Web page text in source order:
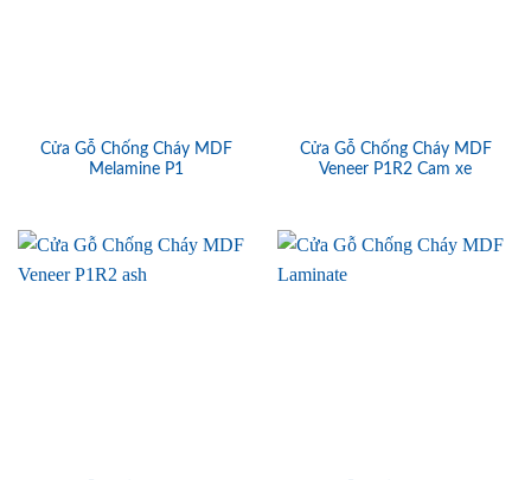
Cửa Gỗ Chống Cháy MDF
Melamine P1
Cửa Gỗ Chống Cháy MDF
Veneer P1R2 Cam xe